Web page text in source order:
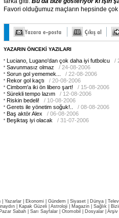
Favori olduğumuz maçların hepsinde çok
YAZARIN ÖNCEKİ YAZILARI
Luciano, Lugano'dan çok daha iyi futbolcu
/
Savunmasız olmaz
/ 24-08-2006
Sorun gol yememek...
/ 22-08-2006
Rekor gol kaçtı
/ 20-08-2006
Cimbom'a iki ön libero şart!
/ 15-08-2006
Sürekli tempo lazım
/ 12-08-2006
Riskin bedeli!
/ 10-08-2006
Gerets ile yönetim soğuk!..
/ 08-08-2006
Baş aktör Alex
/ 06-08-2006
Beşiktaş iyi olacak
/ 31-07-2006
Yazarlar Ekonomi Gündem Siyaset Dünya |
Kapak Güzeli Astroloji Magazin Sağlık
Pazar Sabah Sarı Sayfalar Otomobil Dosyalar Arşiv